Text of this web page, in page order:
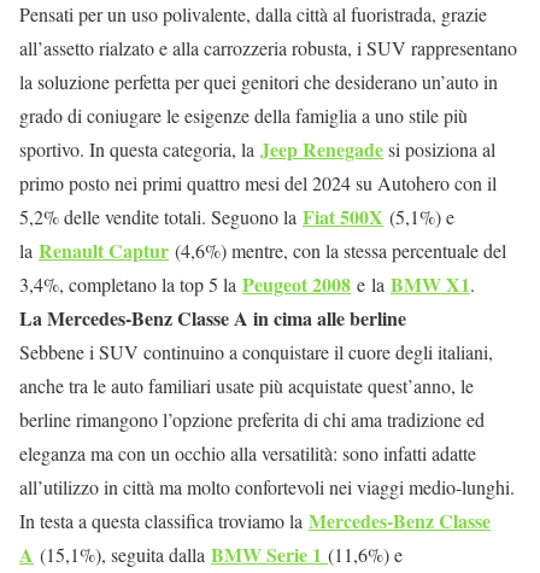
Pensati per un uso polivalente, dalla città al fuoristrada, grazie
all’assetto rialzato e alla carrozzeria robusta, i SUV rappresentano
la soluzione perfetta per quei genitori che desiderano un’auto in
grado di coniugare le esigenze della famiglia a uno stile più
sportivo. In questa categoria, la Jeep Renegadesi posiziona al
primo posto nei primi quattro mesi del 2024 su Autohero con il
5,2% delle vendite totali. Seguono la Fiat 500X (5,1%) e
la Renault Captur (4,6%) mentre, con la stessa percentuale del
3,4%, completano la top 5 la Peugeot 2008 e la BMW X1.
La Mercedes-Benz Classe A in cima alle berline
Sebbene i SUV continuino a conquistare il cuore degli italiani,
anche tra le auto familiari usate più acquistate quest’anno, le
berline rimangono l’opzione preferita di chi ama tradizione ed
eleganza ma con un occhio alla versatilità: sono infatti adatte
all’utilizzo in città ma molto confortevoli nei viaggi medio-lunghi.
In testa a questa classifica troviamo la Mercedes-Benz Classe
A (15,1%), seguita dalla BMW Serie 1 (11,6%) e